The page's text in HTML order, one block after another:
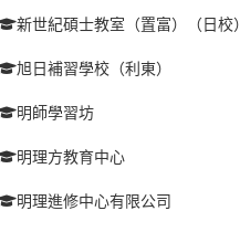
新世紀碩士教室（置富）（日校）
旭日補習學校（利東）
明師學習坊
明理方教育中心
明理進修中心有限公司